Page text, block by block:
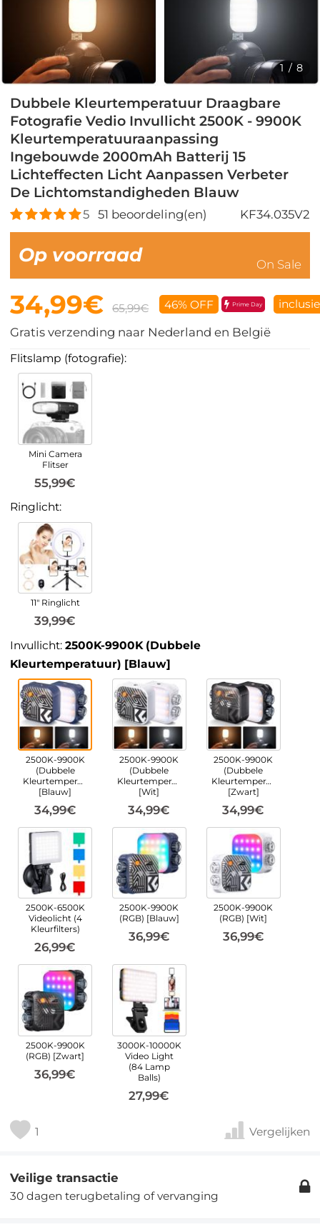
1 / 8
Dubbele Kleurtemperatuur Draagbare
Fotografie Vedio Invullicht 2500K - 9900K
Kleurtemperatuuraanpassing
Ingebouwde 2000mAh Batterij 15
Lichteffecten Licht Aanpassen Verbeter
De Lichtomstandigheden Blauw
5 51 beoordeling(en) KF34.035V2
Op voorraad On Sale
34,99€ 65,99€ 46% OFF Prime Day
Gratis verzending naar Nederland en België
Flitslamp (fotografie):
Mini Camera
Flitser
55,99€
Ringlicht:
11" Ringlicht
39,99€
Invullicht:2500K-9900K (Dubbele
Kleurtemperatuur) [Blauw]
2500K-9900K
(Dubbele
Kleurtemperatuur)
[Blauw]
34,99€
2500K-9900K
(Dubbele
Kleurtemperatuur)
[Wit]
34,99€
2500K-9900K
(Dubbele
Kleurtemperatuur)
[Zwart]
34,99€
2500K-6500K
Videolicht (4
Kleurfilters)
26,99€
2500K-9900K
(RGB) [Blauw]
36,99€
2500K-9900K
(RGB) [Wit]
36,99€
2500K-9900K
(RGB) [Zwart]
36,99€
3000K-10000K
Video Light
(84 Lamp
Balls)
27,99€
1 Vergelijken
Veilige transactie
30 dagen terugbetaling of vervanging